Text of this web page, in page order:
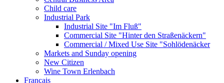
Child care
Industrial Park
Industrial Site "Im Fluß"
Commercial Site "Hinter den Straßenäckern"
Commercial / Mixed Use Site "Sohlödenäcker
Markets and Sunday opening
New Citizen
Wine Town Erlenbach
Français